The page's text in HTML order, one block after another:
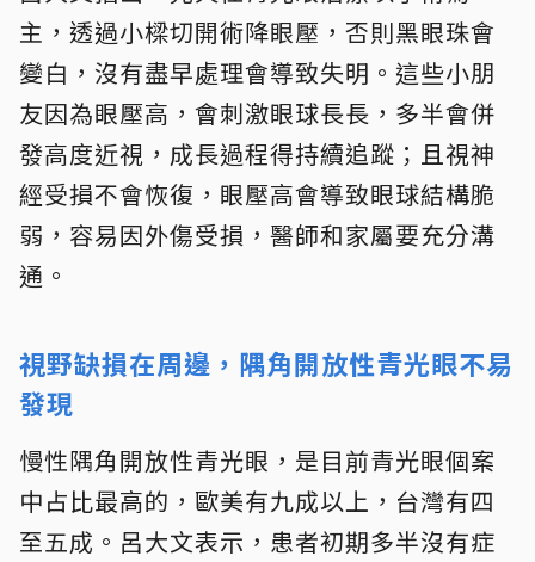
主，透過小樑切開術降眼壓，否則黑眼珠會
變白，沒有盡早處理會導致失明。這些小朋
友因為眼壓高，會刺激眼球長長，多半會併
發高度近視，成長過程得持續追蹤；且視神
經受損不會恢復，眼壓高會導致眼球結構脆
弱，容易因外傷受損，醫師和家屬要充分溝
通。
視野缺損在周邊，隅角開放性青光眼不易
發現
慢性隅角開放性青光眼，是目前青光眼個案
中占比最高的，歐美有九成以上，台灣有四
至五成。呂大文表示，患者初期多半沒有症